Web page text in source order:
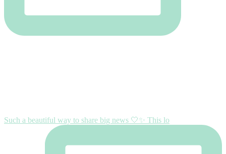
Such a beautiful way to share big news 🤍✨ This lo